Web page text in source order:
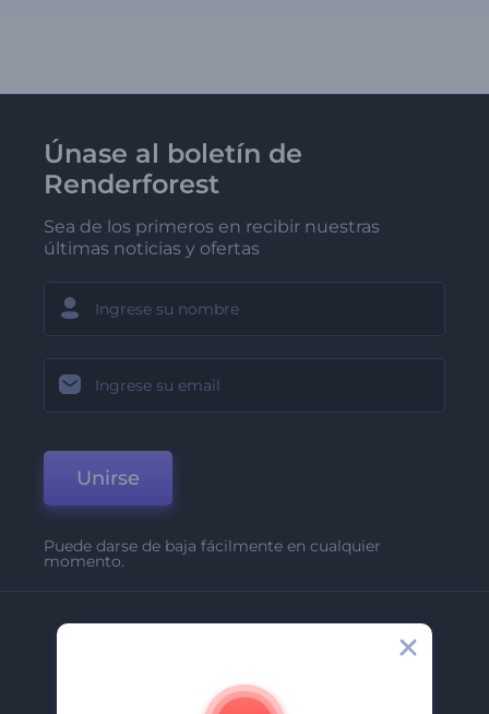
Únase al boletín de
Renderforest
Sea de los primeros en recibir nuestras
últimas noticias y ofertas
Unirse
Puede darse de baja fácilmente en cualquier
momento.